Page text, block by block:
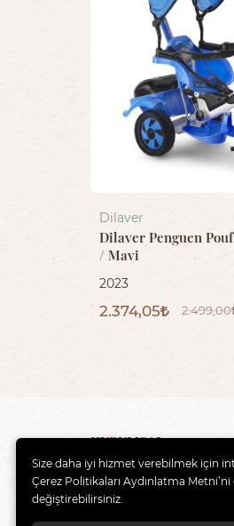
Dilaver
Dilaver Penguen
/ Mavi
2023
2.374,05 2.499,00
KURUMSAL
Hakkımızda
Size daha iyi hizmet verebilmek için
Çerez Politikaları Aydınlatma
değiştirebilirsiniz.